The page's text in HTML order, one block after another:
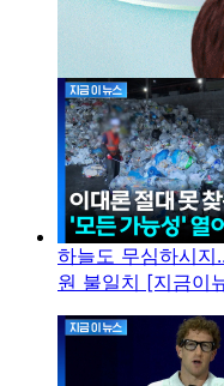
하늘도 무심하시
원 불일치 [지금이